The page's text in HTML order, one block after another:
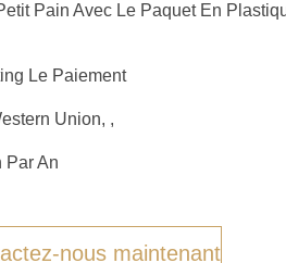
Pain Avec Le Paquet En
Le Paiement
Union, ,
Par An
nous maintenant